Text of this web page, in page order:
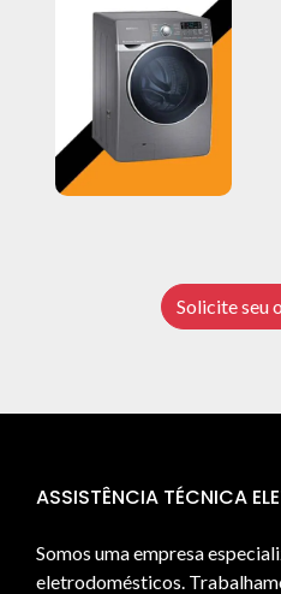
Solicite seu
ASSISTÊNCIA TÉCNICA
Somos uma empresa
eletrodomésticos.